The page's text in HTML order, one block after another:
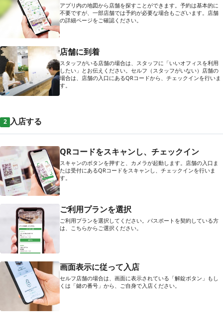
アプリ内の地図から店舗を探すことができます。予約は基本的に
不要ですが、一部店舗では予約が必要な場合もございます。店舗
の詳細ページをご確認ください。
店舗に到着
スタッフがいる店舗の場合は、スタッフに「いいオフィスを利用
したい」とお伝えください。セルフ（スタッフがいない）店舗の
場合は、店舗の入口にあるQRコードから、チェックインを行いま
す。
2 入店する
QRコードをスキャンし、チェックイン
スキャンのボタンを押すと、カメラが起動します。店舗の入口ま
たは受付にあるQRコードをスキャンし、チェックインを行いま
す。
ご利用プランを選択
ご利用プランを選択してください。パスポートを契約している方
は、こちらからご選択ください。
画面表示に従って入店
セルフ店舗の場合は、画面に表示されている「解錠ボタン」もし
くは「鍵の番号」から、ご自身で入店ください。